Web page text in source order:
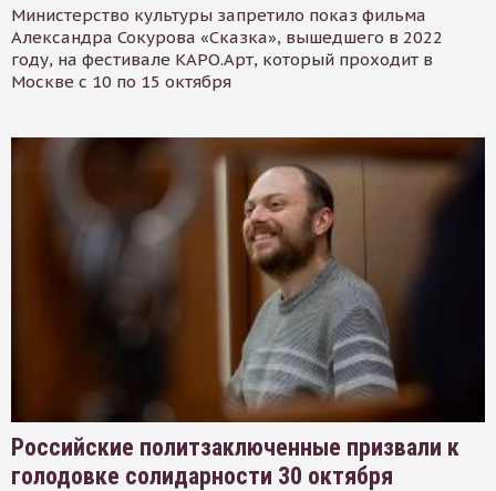
Министерство культуры запретило показ фильма
Александра Сокурова «Сказка», вышедшего в 2022
году, на фестивале КАРО.Арт, который проходит в
Москве с 10 по 15 октября
Российские политзаключенные призвали к
голодовке солидарности 30 октября